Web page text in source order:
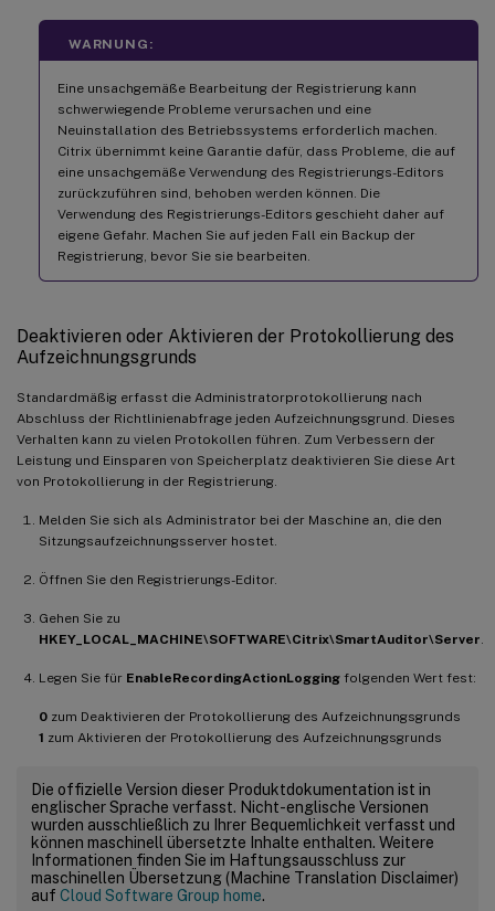
WARNUNG:
Eine unsachgemäße Bearbeitung der Registrierung kann
schwerwiegende Probleme verursachen und eine
Neuinstallation des Betriebssystems erforderlich machen.
Citrix übernimmt keine Garantie dafür, dass Probleme, die auf
eine unsachgemäße Verwendung des Registrierungs-Editors
zurückzuführen sind, behoben werden können. Die
Verwendung des Registrierungs-Editors geschieht daher auf
eigene Gefahr. Machen Sie auf jeden Fall ein Backup der
Registrierung, bevor Sie sie bearbeiten.
Deaktivieren oder Aktivieren der Protokollierung des
Aufzeichnungsgrunds
Standardmäßig erfasst die Administratorprotokollierung nach
Abschluss der Richtlinienabfrage jeden Aufzeichnungsgrund. Dieses
Verhalten kann zu vielen Protokollen führen. Zum Verbessern der
Leistung und Einsparen von Speicherplatz deaktivieren Sie diese Art
von Protokollierung in der Registrierung.
Melden Sie sich als Administrator bei der Maschine an, die den
Sitzungsaufzeichnungsserver hostet.
Öffnen Sie den Registrierungs-Editor.
Gehen Sie zu
HKEY_LOCAL_MACHINE\SOFTWARE\Citrix\SmartAuditor\Server
Legen Sie für EnableRecordingActionLogging folgenden Wert fest:
0 zum Deaktivieren der Protokollierung des Aufzeichnungsgrunds
1 zum Aktivieren der Protokollierung des Aufzeichnungsgrunds
Die offizielle Version dieser Produktdokumentation ist in
englischer Sprache verfasst. Nicht-englische Versionen
wurden ausschließlich zu Ihrer Bequemlichkeit verfasst und
können maschinell übersetzte Inhalte enthalten. Weitere
Informationen finden Sie im Haftungsausschluss zur
maschinellen Übersetzung (Machine Translation Disclaimer)
auf Cloud Software Group home.